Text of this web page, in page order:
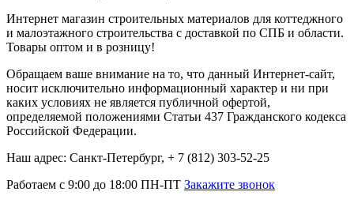
Интернет магазин строительных материалов для коттеджного
и малоэтажного строительства с доставкой по СПБ и области.
Товары оптом и в розницу!
Обращаем ваше внимание на то, что данный Интернет-сайт,
носит исключительно информационный характер и ни при
каких условиях не является публичной офертой,
определяемой положениями Статьи 437 Гражданского кодекса
Российской Федерации.
Наш адрес: Санкт-Петербург, + 7 (812) 303-52-25
Работаем с 9:00 до 18:00 ПН-ПТ Закажите звонок